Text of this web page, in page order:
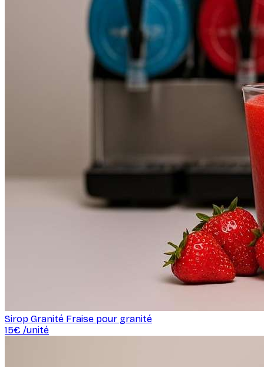
Sirop Granité Fraise pour granité
15€ /unité